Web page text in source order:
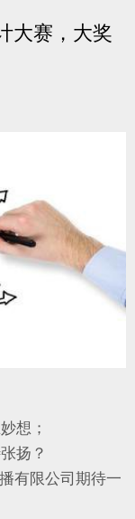
大赛，大奖
想；
扬？
有限公司期待一